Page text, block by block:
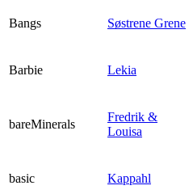
Bangs Søstrene Grene
Barbie Lekia
bareMinerals
Fredrik &
Louisa
basic Kappahl